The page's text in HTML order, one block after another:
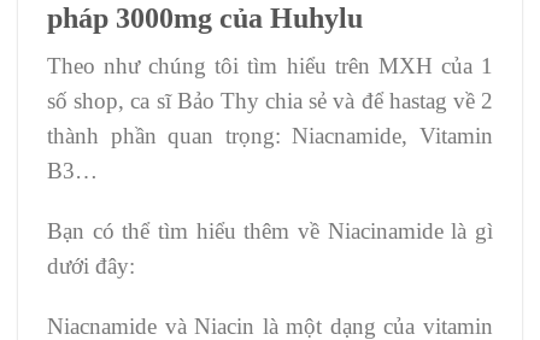
pháp 3000mg của Huhylu
Theo như chúng tôi tìm hiểu trên MXH của 1
số shop, ca sĩ Bảo Thy chia sẻ và để hastag về 2
thành phần quan trọng: Niacnamide, Vitamin
B3…
Bạn có thể tìm hiểu thêm về Niacinamide là gì
dưới đây:
Niacnamide và Niacin là một dạng của vitamin